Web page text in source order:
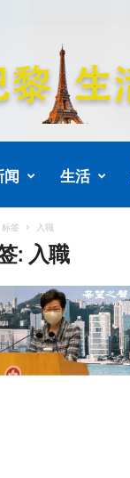
闻 生活
标签 入職
: 入職